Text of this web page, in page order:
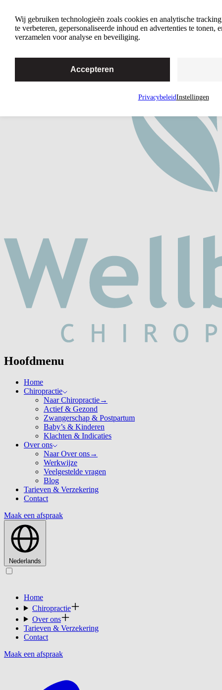
Wees trouw aan jezelf
Hoofdmenu
Home
Chiropractie
Naar Chiropractie→
Actief & Gezond
Zwangerschap & Postpartum
Baby’s & Kinderen
Klachten & Indicaties
Over ons
Naar Over ons→
Werkwijze
Veelgestelde vragen
Blog
Tarieven & Verzekering
Contact
Maak een afspraak
Nederlands
Home
Chiropractie
Over ons
Tarieven & Verzekering
Contact
Maak een afspraak
Wij gebruiken technologieën zoals cookies en analytische
te verbeteren, gepersonaliseerde inhoud en advertenties te tonen,
verzamelen voor analyse en beveiliging.
Accepteren
PrivacybeleidInstellingen